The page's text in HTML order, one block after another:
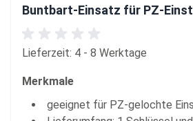
Buntbart-Einsatz für PZ-
Lieferzeit: 4 - 8 Werktage
Merkmale
geeignet für PZ-gelochte